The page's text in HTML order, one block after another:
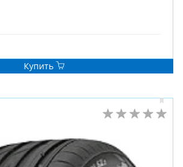
СПЕЦТЕХНИКИ
ГРУЗОВЫХ АВТО
Купить